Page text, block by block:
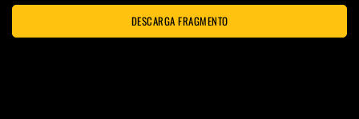
DESCARGA FRAGMENTO